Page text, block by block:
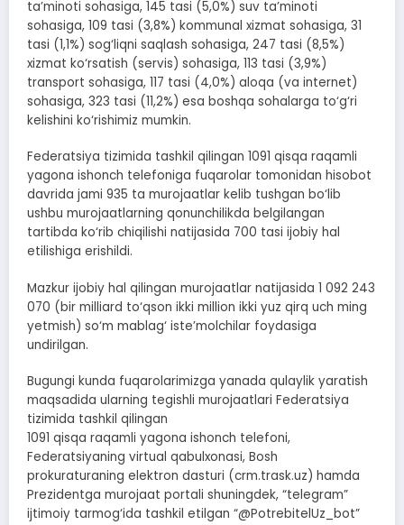
ta’minoti sohasiga, 145 tasi (5,0%) suv ta’minoti
sohasiga, 109 tasi (3,8%) kommunal xizmat sohasiga, 31
tasi (1,1%) sog‘liqni saqlash sohasiga, 247 tasi (8,5%)
xizmat ko‘rsatish (servis) sohasiga, 113 tasi (3,9%)
transport sohasiga, 117 tasi (4,0%) aloqa (va internet)
sohasiga, 323 tasi (11,2%) esa boshqa sohalarga to‘g‘ri
kelishini ko‘rishimiz mumkin.
Federatsiya tizimida tashkil qilingan 1091 qisqa raqamli
yagona ishonch telefoniga fuqarolar tomonidan hisobot
davrida jami 935 ta murojaatlar kelib tushgan bo‘lib
ushbu murojaatlarning qonunchilikda belgilangan
tartibda ko‘rib chiqilishi natijasida 700 tasi ijobiy hal
etilishiga erishildi.
Mazkur ijobiy hal qilingan murojaatlar natijasida 1 092 243
070 (bir milliard to‘qson ikki million ikki yuz qirq uch ming
yetmish) so‘m mablag‘ iste’molchilar foydasiga
undirilgan.
Bugungi kunda fuqarolarimizga yanada qulaylik yaratish
maqsadida ularning tegishli murojaatlari Federatsiya
tizimida tashkil qilingan
1091 qisqa raqamli yagona ishonch telefoni,
Federatsiyaning virtual qabulxonasi, Bosh
prokuraturaning elektron dasturi (crm.trask.uz) hamda
Prezidentga murojaat portali shuningdek, “telegram”
ijtimoiy tarmog‘ida tashkil etilgan “@PotrebitelUz_bot”